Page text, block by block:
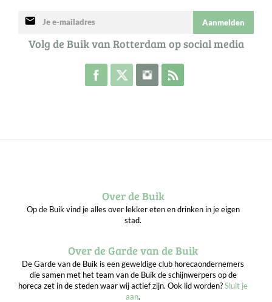
mail Aanmelden
Volg de Buik van Rotterdam op social media
Volg de Buik op Facebook
Volg de Buik op Twitter
Volg de Buik op Instagram
Over de Buik
Op de Buik vind je alles over lekker eten en drinken in je eigen
stad.
Over de Garde van de Buik
De Garde van de Buik is een geweldige club horecaondernemers
die samen met het team van de Buik de schijnwerpers op de
horeca zet in de steden waar wij actief zijn. Ook lid worden?Sluit je
aan.